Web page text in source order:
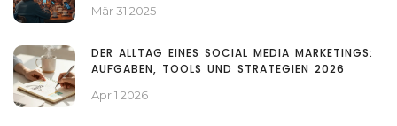
Mär 31 2025
DER ALLTAG EINES SOCIAL MEDIA MARKETINGS:
AUFGABEN, TOOLS UND STRATEGIEN 2026
Apr 1 2026